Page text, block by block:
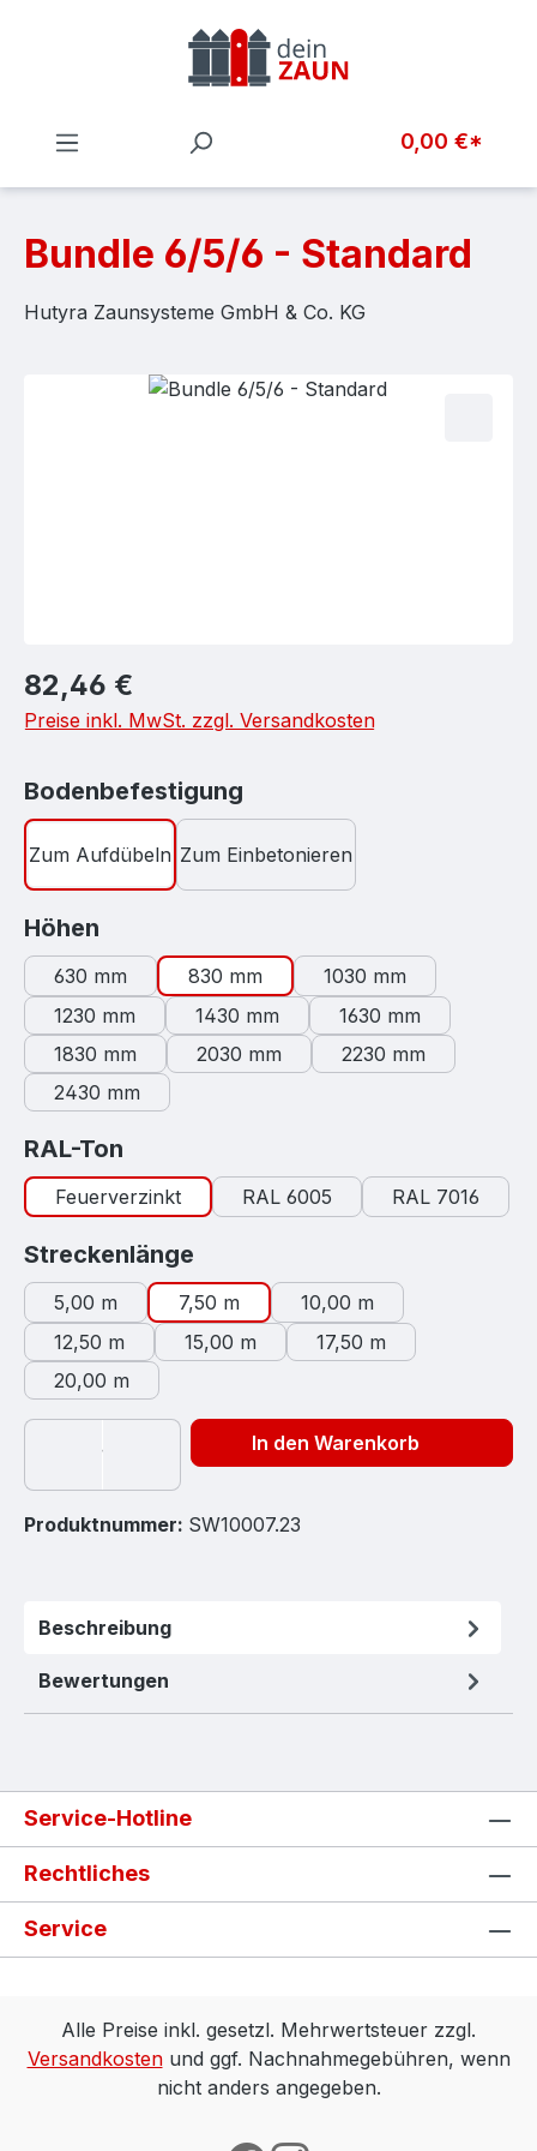
Zum Hauptinhalt springen
0,00 €*
Bundle 6/5/6 - Standard
Hutyra Zaunsysteme GmbH & Co. KG
Bildergalerie überspringen
Regulärer Preis:
82,46 €
Preise inkl. MwSt. zzgl. Versandkosten
Bodenbefestigung
Zum Aufdübeln Zum Einbetonieren
Höhen
630 mm 830 mm
1030 mm
1230 mm
1430 mm
1630 mm
1830 mm
2030 mm
2230 mm
2430 mm
RAL-Ton
Feuerverzinkt RAL 6005 RAL 7016
Streckenlänge
5,00 m 7,50 m
10,00 m
12,50 m
15,00 m
17,50 m
20,00 m
In den Warenkorb
Produktnummer: SW10007.23
Beschreibung
Bewertungen
Service-Hotline
Rechtliches
Service
Alle Preise inkl. gesetzl. Mehrwertsteuer zzgl.
Versandkostenund ggf. Nachnahmegebühren, wenn
nicht anders angegeben.